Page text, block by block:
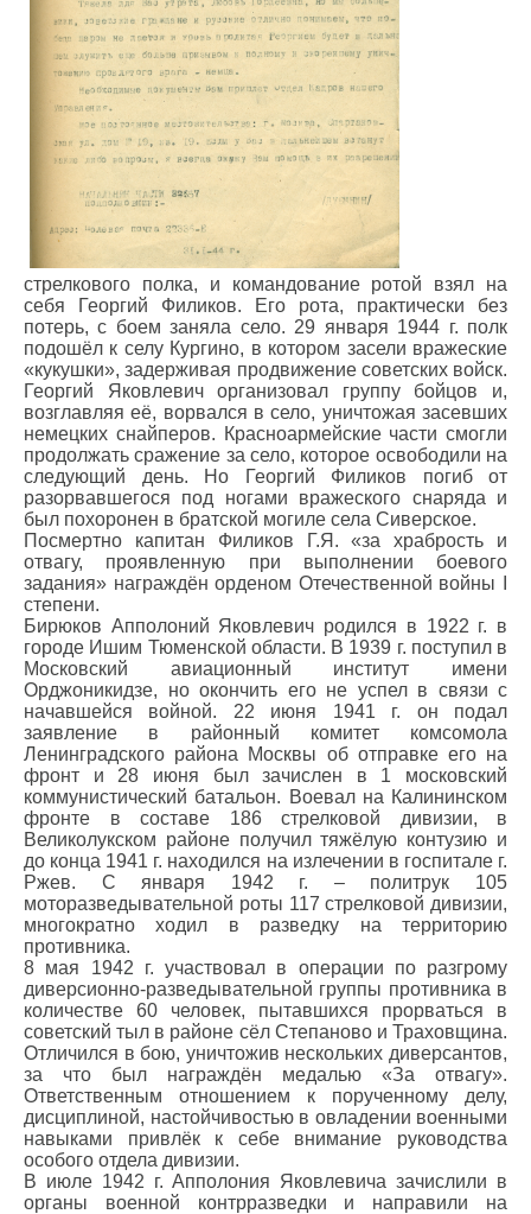
стрелкового полка, и командование ротой взял на
себя Георгий Филиков. Его рота, практически без
потерь, с боем заняла село. 29 января 1944 г. полк
подошёл к селу Кургино, в котором засели вражеские
«кукушки», задерживая продвижение советских войск.
Георгий Яковлевич организовал группу бойцов и,
возглавляя её, ворвался в село, уничтожая засевших
немецких снайперов. Красноармейские части смогли
продолжать сражение за село, которое освободили на
следующий день. Но Георгий Филиков погиб от
разорвавшегося под ногами вражеского снаряда и
был похоронен в братской могиле села Сиверское.
Посмертно капитан Филиков Г.Я. «за храбрость и
отвагу, проявленную при выполнении боевого
задания» награждён орденом Отечественной войны I
степени.
Бирюков Апполоний Яковлевич родился в 1922 г. в
городе Ишим Тюменской области. В 1939 г. поступил в
Московский авиационный институт имени
Орджоникидзе, но окончить его не успел в связи с
начавшейся войной. 22 июня 1941 г. он подал
заявление в районный комитет комсомола
Ленинградского района Москвы об отправке его на
фронт и 28 июня был зачислен в 1 московский
коммунистический батальон. Воевал на Калининском
фронте в составе 186 стрелковой дивизии, в
Великолукском районе получил тяжёлую контузию и
до конца 1941 г. находился на излечении в госпитале г.
Ржев. С января 1942 г. – политрук 105
моторазведывательной роты 117 стрелковой дивизии,
многократно ходил в разведку на территорию
противника.
8 мая 1942 г. участвовал в операции по разгрому
диверсионно-разведывательной группы противника в
количестве 60 человек, пытавшихся прорваться в
советский тыл в районе сёл Степаново и Траховщина.
Отличился в бою, уничтожив нескольких диверсантов,
за что был награждён медалью «За отвагу».
Ответственным отношением к порученному делу,
дисциплиной, настойчивостью в овладении военными
навыками привлёк к себе внимание руководства
особого отдела дивизии.
В июле 1942 г. Апполония Яковлевича зачислили в
органы военной контрразведки и направили на